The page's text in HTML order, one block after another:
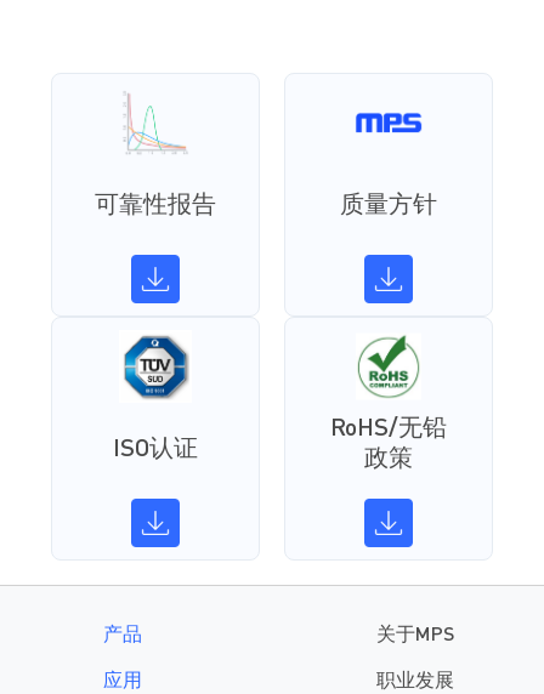
可靠性报告 质量方针
ISO认证
RoHS/无铅
政策
产品
应用
关于MPS
职业发展